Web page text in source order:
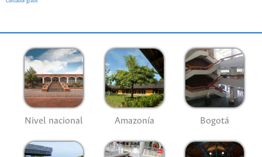
Nivel nacional Amazonía Bogotá